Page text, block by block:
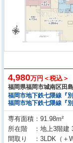
4,980万円＜税込＞
福岡県福岡市城南区田
福岡市地下鉄七隈線『
福岡市地下鉄七隈線『
専有面積
91.98m²
所在階
地上3階建
間取り
3LDK （＋